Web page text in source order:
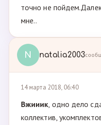
точно не
мне..
N natalia2003
14 марта 2018, 06:40
Вжииик, одно дело
коллектив,